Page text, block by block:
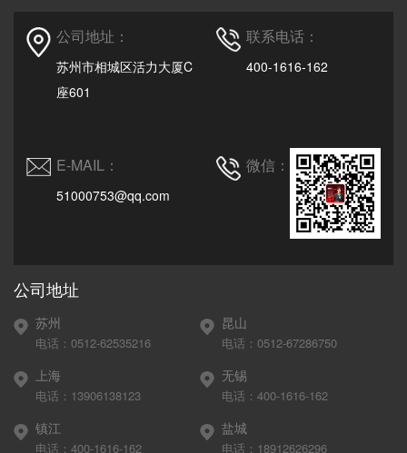
公司地址：
苏州市相城区活力大厦C
座601
联系电话：
400-1616-162
E-MAIL：
51000753@qq.com
微信：
公司地址
苏州
电话：0512-62535216
昆山
电话：0512-67286750
上海
电话：13906138123
无锡
电话：400-1616-162
镇江
电话：400-1616-162
盐城
电话：18912626296